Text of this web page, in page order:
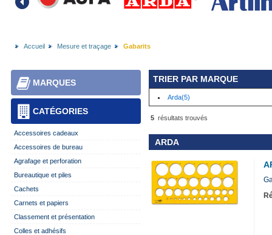
Accueil Mesure et traçage Gabarits
CATÉGORIES
MARQUES
Accessoires cadeaux
Accessoires de bureau
Agrafage et perforation
Bureautique et piles
Cachets
Carnets et papiers
Classement et présentation
Colles et adhésifs
TRIER PAR MARQUE
Arda(5)
5 résultats trouvés
ARDA